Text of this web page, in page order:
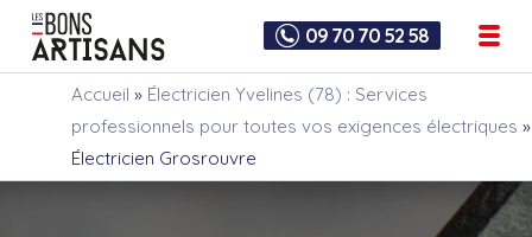
09 70 70 52 58
Accueil » Électricien Yvelines (78) : Services
professionnels pour toutes vos exigences électriques »
Électricien Grosrouvre